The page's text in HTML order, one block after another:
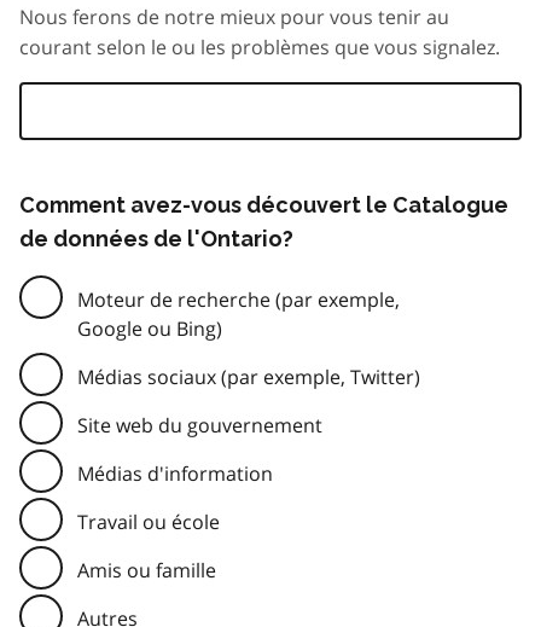
Nous ferons de notre mieux pour vous tenir au
courant selon le ou les problèmes que vous signalez.
Comment avez-vous découvert le Catalogue
de données de l'Ontario?
Moteur de recherche (par exemple,
Google ou Bing)
Médias sociaux (par exemple, Twitter)
Site web du gouvernement
Médias d'information
Travail ou école
Amis ou famille
Autres